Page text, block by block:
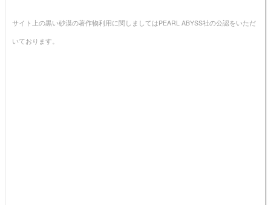
サイト上の黒い砂漠の著作物利用に関しましてはPEARL ABYSS社の公認をいただ
いております。